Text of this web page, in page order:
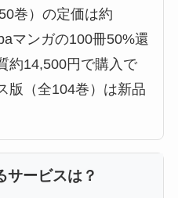
巻）の定価は約
マンガの100冊50%還
約14,500円で購入で
版（全104巻）は新品
サービスは？